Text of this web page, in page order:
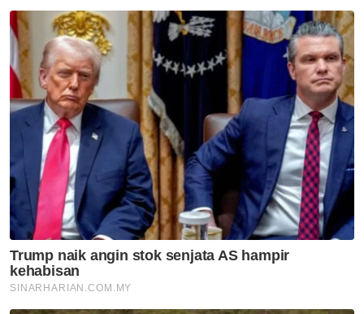
Joachim, Joniston menang
tanpa bertanding Presiden,
Timbalan Presiden PBS
Nurul Izzah cuti sementara
jawatan Timbalan Presiden
PKR
Politik
PRN Melaka: Baru Ogos, jangan
bergaduh awal, runding dulu -
Ahmad Maslan